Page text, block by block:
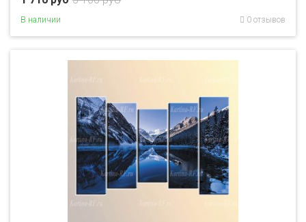
В наличии 0 отзывов